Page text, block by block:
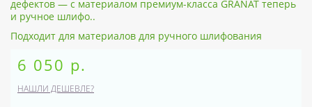
дефектов — с материалом премиум-класса GRANAT теперь
и ручное шлифо..
Подходит для материалов для ручного шлифования
6 050 р.
НАШЛИ ДЕШЕВЛЕ?